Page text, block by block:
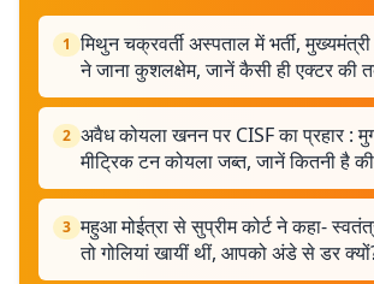
1 मिथुन चक्रवर्ती अस्पताल में भर्ती,
ने जाना कुशलक्षेम, जानें कैसी ही एक्टर की
2 अवैध कोयला खनन पर CISF का प्रहार :
मीट्रिक टन कोयला जब्त, जानें कितनी है
3 महुआ मोईत्रा से सुप्रीम कोर्ट ने कहा-
तो गोलियां खायीं थीं, आपको अंडे से डर